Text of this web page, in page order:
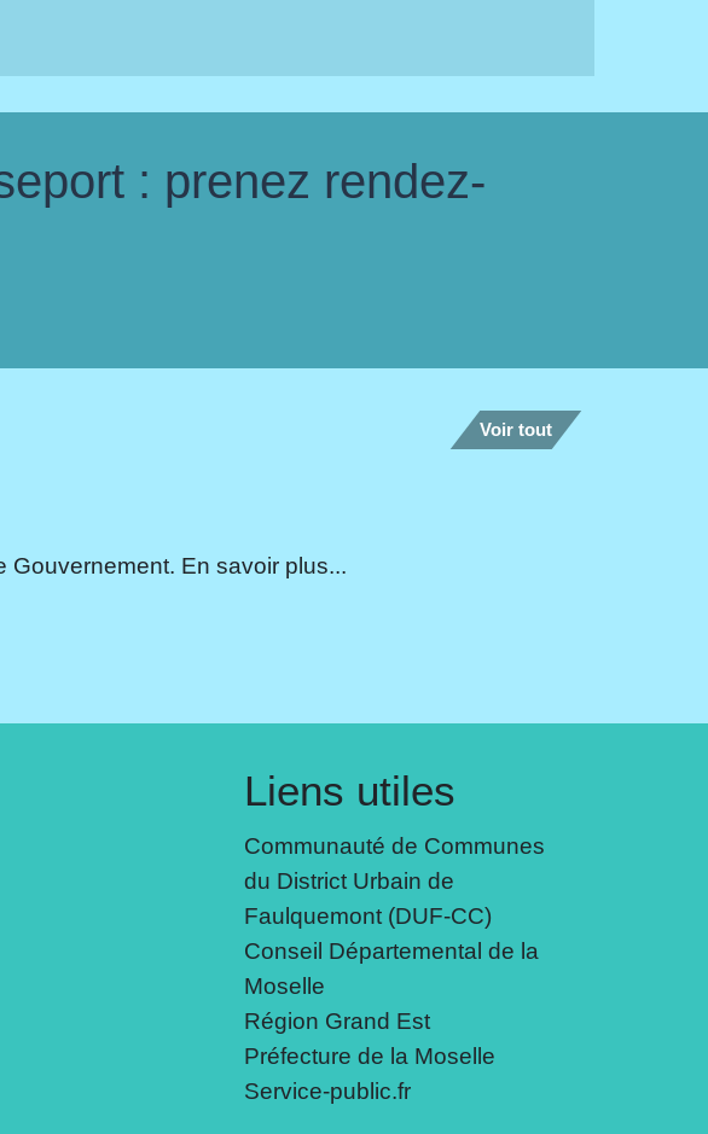
: prenez rendez-
Voir tout
Gouvernement. En savoir plus...
Liens utiles
Communauté de Communes
du District Urbain de
Faulquemont (DUF-CC)
Conseil Départemental de la
Moselle
Région Grand Est
Préfecture de la Moselle
Service-public.fr